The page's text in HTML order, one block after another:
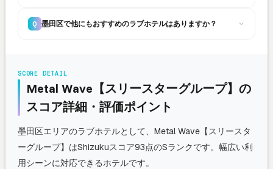
Q 墨田区で他にもおすすめのラブホテルはありますか？
SCORE DETAIL
Metal Wave【スリースターグループ】の
スコア詳細・評価ポイント
墨田区エリアのラブホテルとして、Metal Wave【スリースタ
ーグループ】はShizukuスコア93点のSランクです。幅広い利
用シーンに対応できるホテルです。